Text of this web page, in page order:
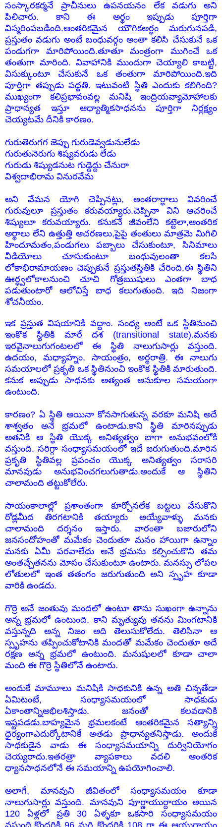
సంస్కారకర్మనే ప్రాచీనులు ఉపనయనం లేక వడుగు అని
పిలిచారు. కాని ఈ అర్థం ఇప్పుడు పూర్తిగా
విస్మరింపబడింది.ఆంతరికమైన యౌగికఅర్థం మరుగునపడి,
ప్రస్తుతం వడుగు అంటే బంధువర్గం అంతా కలిసి చేసుకునే ఒక
పండుగగా మారిపోయింది.తూతూ మంత్రంగా ముగించే ఒక
తంతుగా మారింది. వివాహానికి ముందుగా చెయ్యాలి కాబట్టి,
విసుక్కుంటూ చేసుకునే ఒక తంతుగా మారిపోయింది.ఇది
పూర్తిగా తప్పుడు పధ్ధతి. ఇటువంటి స్థితి ఎందుకు కలిగింది?
ముఖ్యంగా కలిప్రభావంవల్ల మనిషి ఇంద్రియవ్యామోహాలకు
ప్రాధాన్యత ఇస్తూ ఆధ్యాత్మికసాధనను పూర్తిగా నిర్లక్ష్యం
చెయ్యటమే దీనికి కారణం.
గురుతెరుగగ జెప్పు గురుడెవ్వడునులేడు
గురుతునెరుగు శిష్యవరుడు లేడు
గురుడు శిష్యుడనుట గుడ్డెద్దు చేనురా
విశ్వదాభిరామ వినురవేమ
అని వేమన యోగి చెప్పినట్లు, అంతరార్థాలు వివరించే
గురువులూ ప్రస్తుతం కరువయ్యారు.చెప్పినా విని ఆచరించే
శిష్యులూ కరువయ్యారు. కనుకనే జీవంలేని కట్టెలా,ఆంతరిక
అర్థాలు లేని ఉత్తుత్తి ఆచరణలు,పైపై తంతులు మాత్రమె మిగిలి
హిందూమతం,పండుగలు పబ్బాలు చేసుకుంటూ, సినిమాలు
వీడియోలు చూసుకుంటూ బంధువులంతా కలసి
లోకాభిరామాయణం చెప్పుకునే ప్రస్తుతస్తితికి చేరింది.ఈ స్థితిని
ఊర్ధ్వలోకాలనుంచి చూచి గోత్రఋషులు ఎంతగా బాధ
పడుతుంటారో ఆలోచిస్తే బాధ కలుగుతుంది. ఇది నిజంగా
శోచనీయం.
ఇక ప్రస్తుత విషయానికి వద్దాం. సంధ్య అంటే ఒక స్థితినుంచి
ఇంకొక స్థితికి మారే దశ (transitional state).మనకు
ఇరవైనాలుగుగంటలలో ఈ స్థితి నాలుగుసార్లు వస్తుంది.
ఉదయం, మధ్యాహ్నం, సాయంత్రం, అర్ధరాత్రి. ఈ నాలుగు
సమయాలలో ప్రకృతి ఒక స్థితినుంచి ఇంకొక స్థితికి మారుతుంది.
కనుక అప్పుడు సాధనకు అత్యంత అనుకూల సమయంగా
ఉంటుంది.
కారణం? ఏ స్థితి అయినా కోనసాగుతున్న వరకూ మనిషి అదే
శాశ్వతం అనే భ్రమలో ఉంటాడు.కాని స్థితి మారినప్పుడు
అతనికి ఆ స్థితి యొక్క అనిత్యత్వం బాగా అనుభవంలోకి
వస్తుంది. సరిగ్గా సంధ్యాసమయంలో ఇదే జరుగుతుంది.మారిన
ప్రకృతి స్థితివల్ల ప్రపంచం యొక్క అనిత్యత్వం సరాసరి
మానవుడు అనుభవించగలుగుతాడు.అందుకే ఆ స్థితిని
చాలామంది తట్టుకోలేరు.
సాయంకాలాల్లో ప్రశాంతంగా కూర్చోనలేక బట్టలు వేసుకొని
రోడ్లమీద తిరగటానికి తయ్యారు అయ్యేవాళ్ళు మనకు
చాలామంది దర్శనం ఇస్తారు. వారంతా బజారులోని
జనసందోహంతో మమేకం చెందుతూ మనం హాయిగా ఉన్నాం
మనకు ఏమీ పరవాలేదు అనే భ్రమను కల్పించుకొని తమ
అంతచ్చేతనను మోసం చేసుకుంటూ ఉంటారు. మనస్సు లోపల
లోతులలో ఇంత తతంగం జరుగుతుంది అని స్పృహ కూడా
వారికి ఉండదు.
గొర్రె అనే జంతువు మందలో ఉంటూ తాను సుఖంగా ఉన్నాను
అన్న భ్రమలో ఉంటుంది. కాని మృత్యువు తనను మింగటానికి
వస్తున్నది అన్న నిజం అది తెలుసుకోలేదు. తెలిసినా ఆ
స్పృహను తప్పించుకోటానికి మందతో మమేకం చెందుతూ అదే
రక్షణ అన్న భ్రమలో ఉంటుంది. మనుషులలో కూడా చాలా
మంది ఈ గొర్రె స్థితిలోనే ఉంటారు.
అందుకే మామూలు మనిషికి సాధకునికి ఉన్న అతి చిన్నతేడా
ఏమిటంటే, సంధ్యాసమయంలో సాధకుడు
ఏకాంతాన్నిఅభిలశిస్తాడు. జనంతో కలవడానికి
ఇష్టపడడు.బాహ్యమైన భ్రమలకంటే ఆంతరికమైన సత్యాన్ని
ధైర్యంగాఎదుర్కోటానికే అతడు ప్రాధాన్యతనిస్తాడు. అందుకే
సాధకుడైన వాడు ఈ సంధ్యాసమయాన్ని దుర్వినియోగం
చెయ్యరాదు.ఇతరత్రా వ్యాపకాలు వదలి ఆంతరిక
ధ్యానసాధనలోనే ఈ సమయాన్ని ఉపయోగించాలి.
అలాగే, మానవుని జీవితంలో సంధ్యాసమయం కూడా
నాలుగుసార్లు వస్తుంది. మానవుని పూర్ణాయుర్దాయం అయిన
120 ఏళ్లలో ప్రతి 30 ఏళ్ళకూ ఒకసారి సంధ్యాసమయం